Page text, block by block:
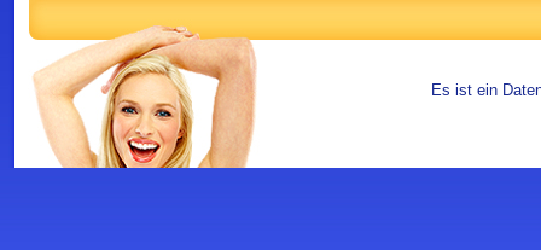
Es ist ein